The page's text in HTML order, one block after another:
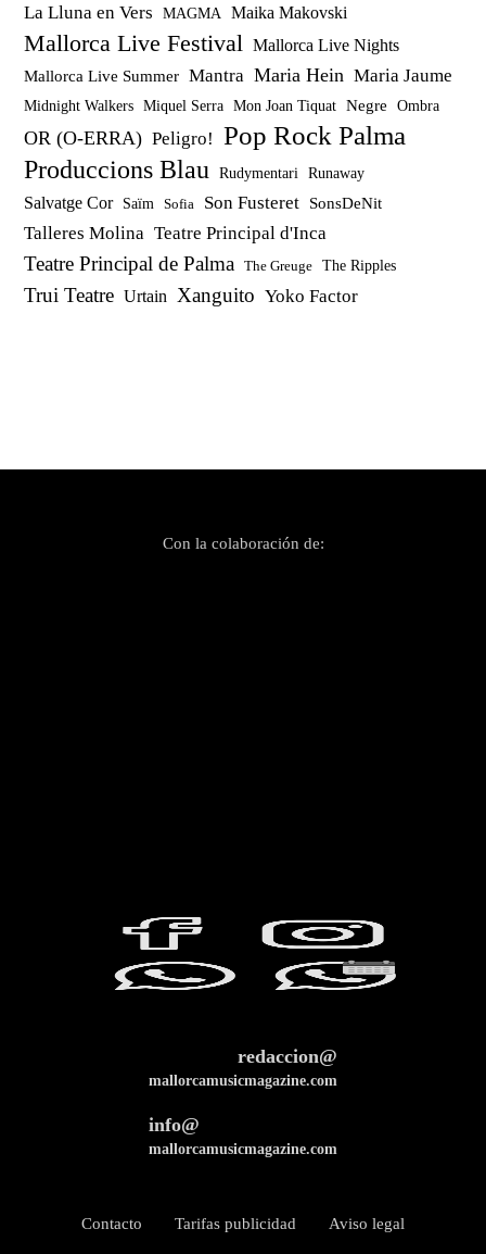
La Lluna en Vers MAGMA Maika Makovski
Mallorca Live Festival Mallorca Live Nights
Mallorca Live Summer Mantra Maria Hein Maria Jaume
Midnight Walkers Miquel Serra Mon Joan Tiquat Negre Ombra
OR (O-ERRA) Peligro!
Pop Rock Palma
Produccions Blau
Rudymentari Runaway
Salvatge Cor Saïm Sofia Son Fusteret SonsDeNit
Talleres Molina Teatre Principal d'Inca
Teatre Principal de Palma The Greuge The Ripples
Trui Teatre Urtain Xanguito Yoko Factor
Con la colaboración de:
redaccion@
mallorcamusicmagazine.com
info@
mallorcamusicmagazine.com
Contacto Tarifas publicidad Aviso legal